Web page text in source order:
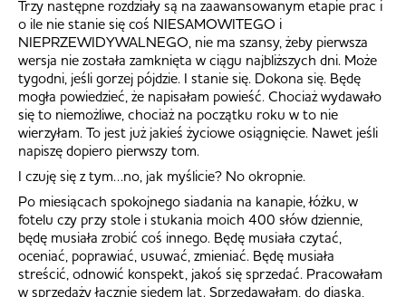
Trzy następne rozdziały są na zaawansowanym etapie prac i
o ile nie stanie się coś NIESAMOWITEGO i
NIEPRZEWIDYWALNEGO, nie ma szansy, żeby pierwsza
wersja nie została zamknięta w ciągu najbliższych dni. Może
tygodni, jeśli gorzej pójdzie. I stanie się. Dokona się. Będę
mogła powiedzieć, że napisałam powieść. Chociaż wydawało
się to niemożliwe, chociaż na początku roku w to nie
wierzyłam. To jest już jakieś życiowe osiągnięcie. Nawet jeśli
napiszę dopiero pierwszy tom.
I czuję się z tym…no, jak myślicie? No okropnie.
Po miesiącach spokojnego siadania na kanapie, łóżku, w
fotelu czy przy stole i stukania moich 400 słów dziennie,
będę musiała zrobić coś innego. Będę musiała czytać,
oceniać, poprawiać, usuwać, zmieniać. Będę musiała
streścić, odnowić konspekt, jakoś się sprzedać. Pracowałam
w sprzedaży łącznie siedem lat. Sprzedawałam, do diaska,